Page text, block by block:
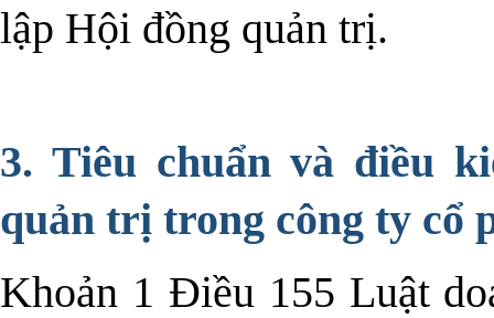
lập Hội đồng quản trị.
3. Tiêu chuẩn và điều
quản trị trong công ty cổ
Khoản 1 Điều 155 Luật